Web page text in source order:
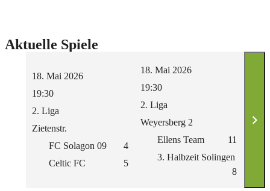
Aktuelle Spiele
18. Mai 2026
19:30
2. Liga
Zietenstr.
FC Solagon 09
4
Celtic FC
5
18. Mai 2026
19:30
2. Liga
Weyersberg 2
Ellens Team
11
3. Halbzeit Solingen
8